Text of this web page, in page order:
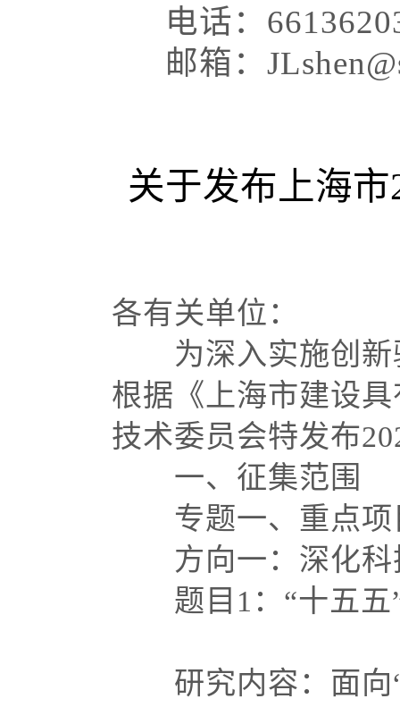
电话：6
邮箱： JLshen@
关于发布上海市
各有关单位：
为深入实施创新
根据《上海市建设
技术委员会特发布
一、征集范围
专题一、重点项
方向一：深化科
题目 1：“十五
研究内容：面向